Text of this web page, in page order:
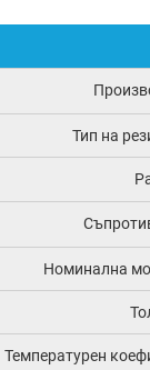
Тип на
Номинална
Температурен